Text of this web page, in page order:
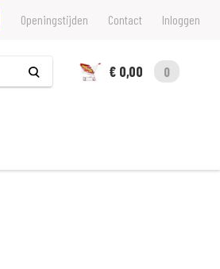
Openingstijden Contact Inloggen
€ 0,00
0